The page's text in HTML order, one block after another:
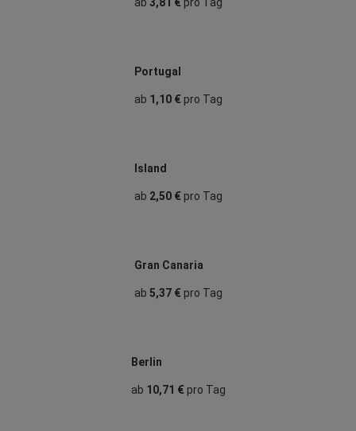
Portugal
ab 1,10 €pro Tag
Island
ab 2,50 €pro Tag
Gran Canaria
ab 5,37 €pro Tag
Berlin
ab 10,71 €pro Tag